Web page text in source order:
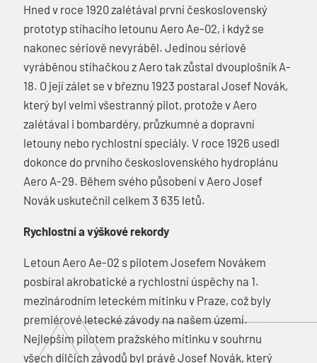
Hned v roce 1920 zalétával první československý
prototyp stíhacího letounu Aero Ae-02, i když se
nakonec sériově nevyráběl. Jedinou sériově
vyráběnou stíhačkou z Aero tak zůstal dvouplošník A-
18. O její zálet se v březnu 1923 postaral Josef Novák,
který byl velmi všestranný pilot, protože v Aero
zalétával i bombardéry, průzkumné a dopravní
letouny nebo rychlostní speciály. V roce 1926 usedl
dokonce do prvního československého hydroplánu
Aero A-29. Během svého působení v Aero Josef
Novák uskutečnil celkem 3 635 letů.
Rychlostní a výškové rekordy
Letoun Aero Ae-02 s pilotem Josefem Novákem
posbíral akrobatické a rychlostní úspěchy na 1.
mezinárodním leteckém mítinku v Praze, což byly
premiérové letecké závody na našem území.
Nejlepším pilotem pražského mítinku v souhrnu
všech dílčích závodů byl právě Josef Novák, který